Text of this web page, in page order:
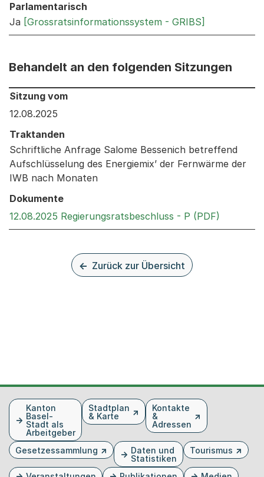
Parlamentarisch
Ja [Grossratsinformationssystem - GRIBS]
Behandelt an den folgenden Sitzungen
Behandelt an den folgenden Sitzungen: Informationen
Sitzung vom
12.08.2025
Traktanden
Schriftliche Anfrage Salome Bessenich betreffend
Aufschlüsselung des Energiemix’ der Fernwärme der
IWB nach Monaten
Dokumente
12.08.2025 Regierungsratsbeschluss - P (PDF)
Zurück zur Übersicht
FusszeileKanton
Basel-
Stadt als
Arbeitgeber
Stadtplan
& Karte
Kontakte
&
Adressen
Gesetzessammlung
Daten und
Statistiken
Tourismus